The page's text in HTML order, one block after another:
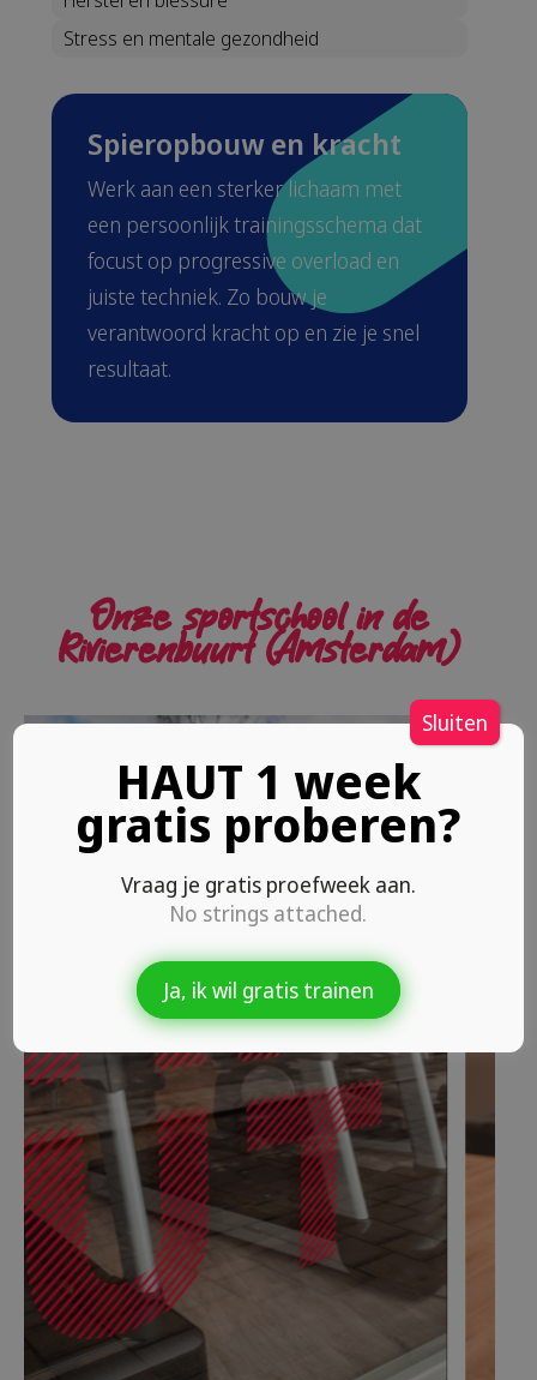
Stress en mentale gezondheid
Spieropbouw en kracht
Werk aan een sterker lichaam met
een persoonlijk trainingsschema dat
focust op progressive overload en
juiste techniek. Zo bouw je
verantwoord kracht op en zie je snel
resultaat.
Onze sportschool in de
Rivierenbuurt (Amsterdam)
HAUT 1 week
gratis proberen?
Vraag je gratis proefweek aan.
No strings attached.
Ja, ik wil gratis trainen
Sluiten